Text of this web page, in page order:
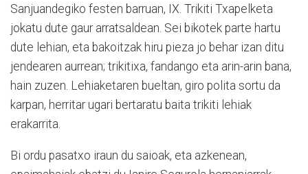
Sanjuandegiko festen barruan, IX. Trikiti Txapelketa
jokatu dute gaur arratsaldean. Sei bikotek parte hartu
dute lehian, eta bakoitzak hiru pieza jo behar izan ditu
jendearen aurrean; trikitixa, fandango eta arin-arin bana,
hain zuzen. Lehiaketaren bueltan, giro polita sortu da
karpan, herritar ugari bertaratu baita trikiti lehiak
erakarrita.
Bi ordu pasatxo iraun du saioak, eta azkenean,